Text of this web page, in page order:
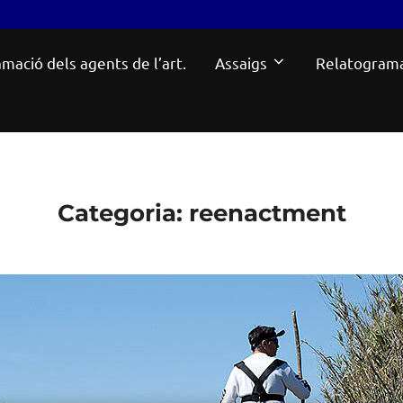
dels agents de l’art. Assaigs
Categoria: reenactment